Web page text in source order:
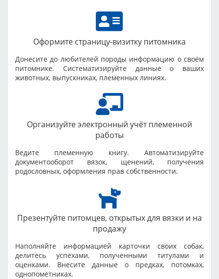
Оформите страницу-визитку питомника
Донесите до любителей породы информацию о своём
питомнике. Систематизируйте данные о ваших
животных, выпускниках, племенных линиях.
Организуйте электронный учёт племенной
работы
Ведите племенную книгу. Автоматизируйте
документооборот вязок, щенений, получения
родословных, оформления прав собственности.
Презентуйте питомцев, открытых для вязки и на
продажу
Наполняйте информацией карточки своих собак,
делитесь успехами, полученными титулами и
оценками. Внесите данные о предках, потомках,
однопомётниках.